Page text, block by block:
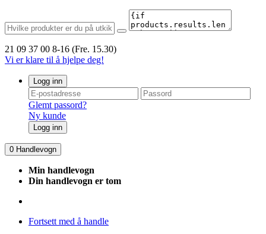
21 09 37 00 8-16 (Fre. 15.30)
Vi er klare til å hjelpe deg!
Logg inn
Glemt passord?
Ny kunde
Logg inn
0 Handlevogn
Min handlevogn
Din handlevogn er tom
Fortsett med å handle